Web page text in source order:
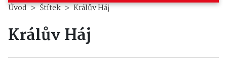
Úvod Štítek Králův Háj
Králův Háj